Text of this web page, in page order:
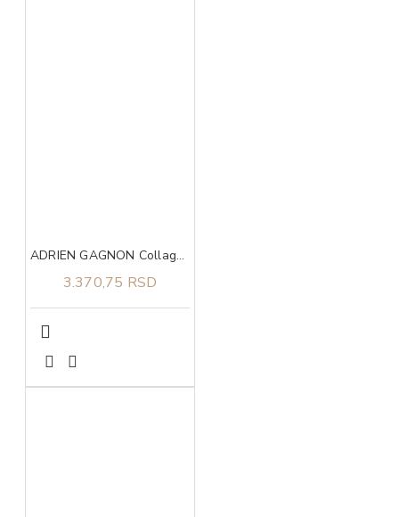
ADRIEN GAGNON Collagen triple action caps 90
3.370,75 RSD